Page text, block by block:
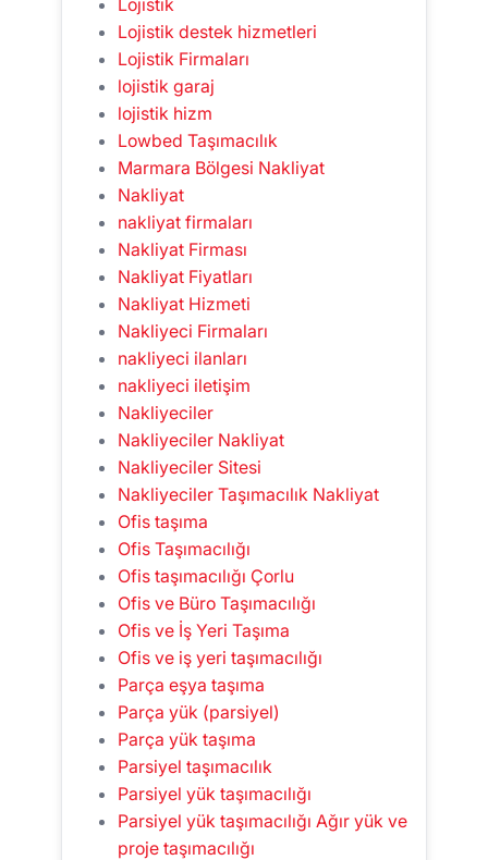
Lojistik destek hizmetleri
Lojistik Firmaları
lojistik garaj
lojistik hizm
Lowbed Taşımacılık
Marmara Bölgesi Nakliyat
Nakliyat
nakliyat firmaları
Nakliyat Firması
Nakliyat Fiyatları
Nakliyat Hizmeti
Nakliyeci Firmaları
nakliyeci ilanları
nakliyeci iletişim
Nakliyeciler
Nakliyeciler Nakliyat
Nakliyeciler Sitesi
Nakliyeciler Taşımacılık Nakliyat
Ofis taşıma
Ofis Taşımacılığı
Ofis taşımacılığı Çorlu
Ofis ve Büro Taşımacılığı
Ofis ve İş Yeri Taşıma
Ofis ve iş yeri taşımacılığı
Parça eşya taşıma
Parça yük (parsiyel)
Parça yük taşıma
Parsiyel taşımacılık
Parsiyel yük taşımacılığı
Parsiyel yük taşımacılığı Ağır yük ve
proje taşımacılığı